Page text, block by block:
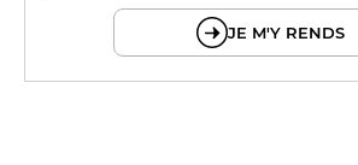
JE M'Y RENDS